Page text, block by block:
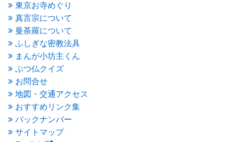
2015年6月(3)
2015年5月(1)
2015年4月(1)
(3)
2015年2月(3)
2015年1月(1)
2014年12月 (2)
2014年9月
2014年5月(1)
2014年4月 (4)
2014年1月 (1)
2013年11月(4)
2013年10月 (2)
東京お寺めぐり
真言宗について
曼荼羅について
ふしぎな密教法具
まんが小坊主くん
ぶつ仏クイズ
お問合せ
地図・交通アクセス
おすすめリンク集
バックナンバー
サイトマップ